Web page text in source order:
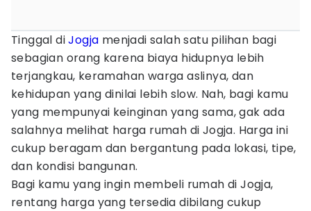
Tinggal diJogja menjadi salah satu pilihan bagi
sebagian orang karena biaya hidupnya lebih
terjangkau, keramahan warga aslinya, dan
kehidupan yang dinilai lebih slow. Nah, bagi kamu
yang mempunyai keinginan yang sama, gak ada
salahnya melihat harga rumah di Jogja. Harga ini
cukup beragam dan bergantung pada lokasi, tipe,
dan kondisi bangunan.
Bagi kamu yang ingin membeli rumah di Jogja,
rentang harga yang tersedia dibilang cukup